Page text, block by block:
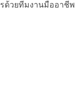
ด้วยทีมงานมืออาชีพ